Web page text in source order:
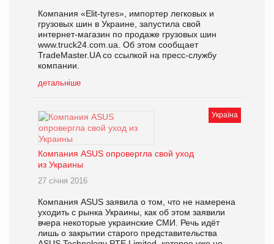
Компания «Elit-tyres», импортер легковых и
грузовых шин в Украине, запустила свой
интернет-магазин по продаже грузовых шин
www.truck24.com.ua. Об этом сообщает
TradeMaster.UA со ссылкой на пресс-службу
компании.
детальніше
Україна
Компания ASUS опровергла свой уход
из Украины
27 січня 2016
Компания ASUS заявила о том, что не намерена
уходить с рынка Украины, как об этом заявили
вчера некоторые украинские СМИ. Речь идёт
лишь о закрытии старого представительства